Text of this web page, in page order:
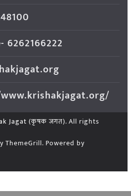
6262166222
Jagat (कृषक जगत). All rights
ThemeGrill. Powered by